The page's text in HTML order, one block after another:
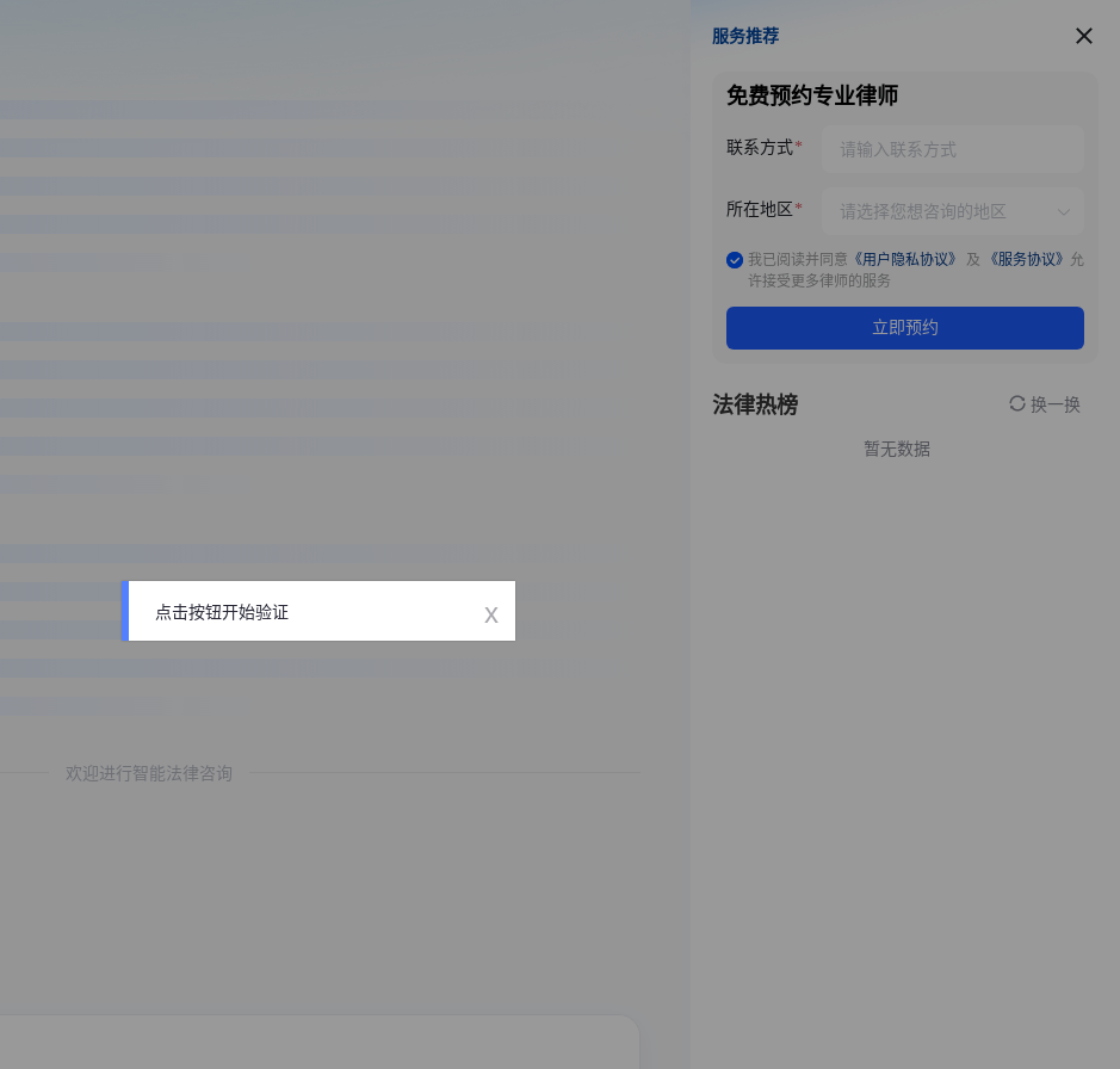
欢迎进行智能法律咨询
服务推荐
服务推荐
免费预约专业律师
联系方式
所在地区
我已阅读并同意 《用户隐私协议》 及 《服务协议》 允
许接受更多律师的服务
立即预约
法律热榜 换一换
暂无数据
点击按钮开始验证 x